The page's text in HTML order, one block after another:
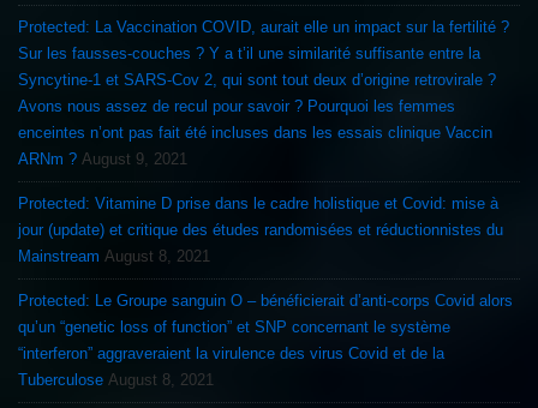
Protected: La Vaccination COVID, aurait elle un impact sur la fertilité ?
Sur les fausses-couches ? Y a t’il une similarité suffisante entre la
Syncytine-1 et SARS-Cov 2, qui sont tout deux d’origine retrovirale ?
Avons nous assez de recul pour savoir ? Pourquoi les femmes
enceintes n’ont pas fait été incluses dans les essais clinique Vaccin
ARNm ? August 9, 2021
Protected: Vitamine D prise dans le cadre holistique et Covid: mise à
jour (update) et critique des études randomisées et réductionnistes du
Mainstream August 8, 2021
Protected: Le Groupe sanguin O – bénéficierait d’anti-corps Covid alors
qu’un “genetic loss of function” et SNP concernant le système
“interferon” aggraveraient la virulence des virus Covid et de la
Tuberculose August 8, 2021